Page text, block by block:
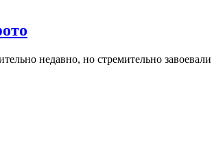
недавно, но стремительно